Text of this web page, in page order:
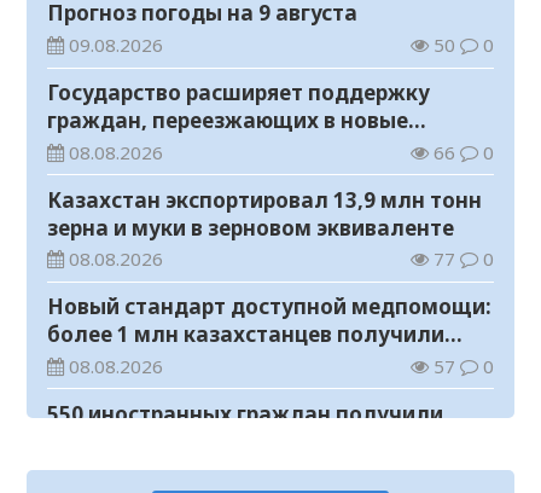
Прогноз погоды на 9 августа
09.08.2026 50 0
Государство расширяет поддержку
граждан, переезжающих в новые
регионы для работы
08.08.2026 66 0
Казахстан экспортировал 13,9 млн тонн
зерна и муки в зерновом эквиваленте
08.08.2026 77 0
Новый стандарт доступной медпомощи:
более 1 млн казахстанцев получили
телемедицинские услуги
08.08.2026 57 0
550 иностранных граждан получили
Казахстане
08.08.2026 89 0